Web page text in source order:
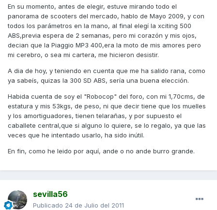
En su momento, antes de elegir, estuve mirando todo el
panorama de scooters del mercado, hablo de Mayo 2009, y con
todos los parámetros en la mano, al final elegí la xciting 500
ABS,previa espera de 2 semanas, pero mi corazón y mis ojos,
decian que la Piaggio MP3 400,era la moto de mis amores pero
mi cerebro, o sea mi cartera, me hicieron desistir.
A dia de hoy, y teniendo en cuenta que me ha salido rana, como
ya sabeís, quizas la 300 SD ABS, sería una buena elección.
Habida cuenta de soy el "Robocop" del foro, con mi 1,70cms, de
estatura y mis 53kgs, de peso, ni que decir tiene que los muelles
y los amortiguadores, tienen telarañas, y por supuesto el
caballete central,que si alguno lo quiere, se lo regalo, ya que las
veces que he intentado usarlo, ha sido inútil.
En fin, como he leido por aquí, ande o no ande burro grande.
sevilla56
Publicado 24 de Julio del 2011